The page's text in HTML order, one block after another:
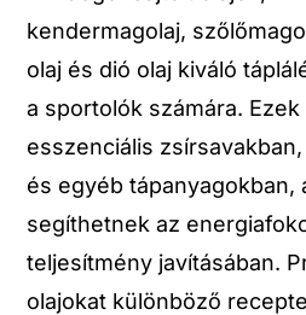
kendermagolaj,
olaj és dió olaj kiváló
a sportolók számára.
esszenciális
és egyéb tápanyagokban,
segíthetnek az
teljesítmény javításában.
olajokat különböző